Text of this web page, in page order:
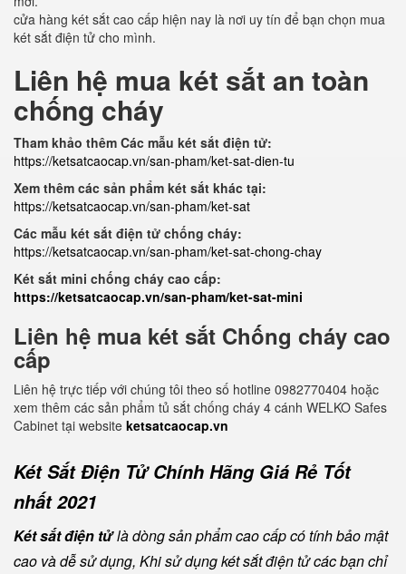
cửa hàng két sắt cao cấp hiện nay là nơi uy tín để bạn chọn mua
két sắt điện tử cho mình.
Liên hệ mua két sắt an toàn
chống cháy
Tham khảo thêm Các mẫu két sắt điện tử:
https://ketsatcaocap.vn/san-pham/ket-sat-dien-tu
Xem thêm các sản phẩm két sắt khác tại:
https://ketsatcaocap.vn/san-pham/ket-sat
Các mẫu két sắt điện tử chống cháy:
https://ketsatcaocap.vn/san-pham/ket-sat-chong-chay
Két sắt mini chống cháy cao cấp:
https://ketsatcaocap.vn/san-pham/ket-sat-mini
Liên hệ mua két sắt Chống cháy cao
cấp
Liên hệ trực tiếp với chúng tôi theo số hotline 0982770404 hoặc
xem thêm các sản phẩm tủ sắt chống cháy 4 cánh WELKO Safes
Cabinet tại website ketsatcaocap.vn
Két Sắt Điện Tử Chính Hãng Giá Rẻ Tốt
nhất 2021
Két sắt điện tửlà dòng sản phẩm cao cấp có tính bảo mật
cao và dễ sử dụng, Khi sử dụng két sắt điện tử các bạn chỉ